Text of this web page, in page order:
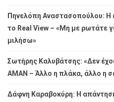
Πηνελόπη Αναστασοπούλου: Η
το Real View – «Μη με ρωτάτε
μιλήσω»
Σωτήρης Καλυβάτσης: «Δεν
ΑΜΑΝ – Άλλο η πλάκα, άλλο η
Δάφνη Καραβοκύρη: Η